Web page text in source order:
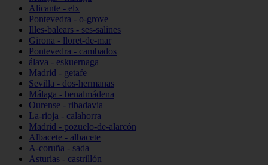
Alicante - elx
Pontevedra - o-grove
Illes-balears - ses-salines
Girona - lloret-de-mar
Pontevedra - cambados
álava - eskuernaga
Madrid - getafe
Sevilla - dos-hermanas
Málaga - benalmádena
Ourense - ribadavia
La-rioja - calahorra
Madrid - pozuelo-de-alarcón
Albacete - albacete
A-coruña - sada
Asturias - castrillón